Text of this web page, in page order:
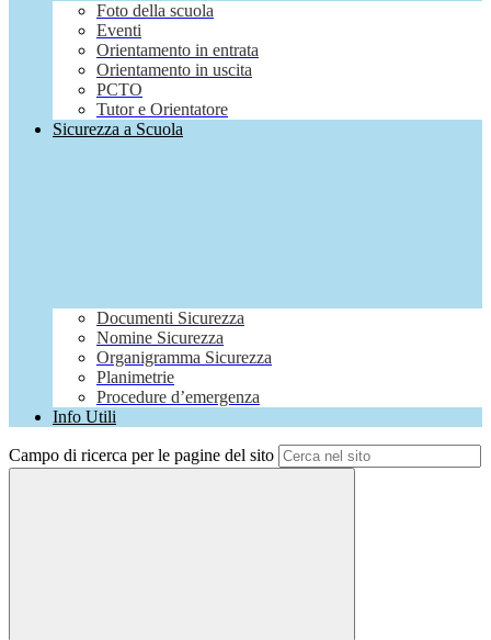
Foto della scuola
Eventi
Orientamento in entrata
Orientamento in uscita
PCTO
Tutor e Orientatore
Sicurezza a Scuola
Documenti Sicurezza
Nomine Sicurezza
Organigramma Sicurezza
Planimetrie
Procedure d’emergenza
Info Utili
Campo di ricerca per le pagine del sito